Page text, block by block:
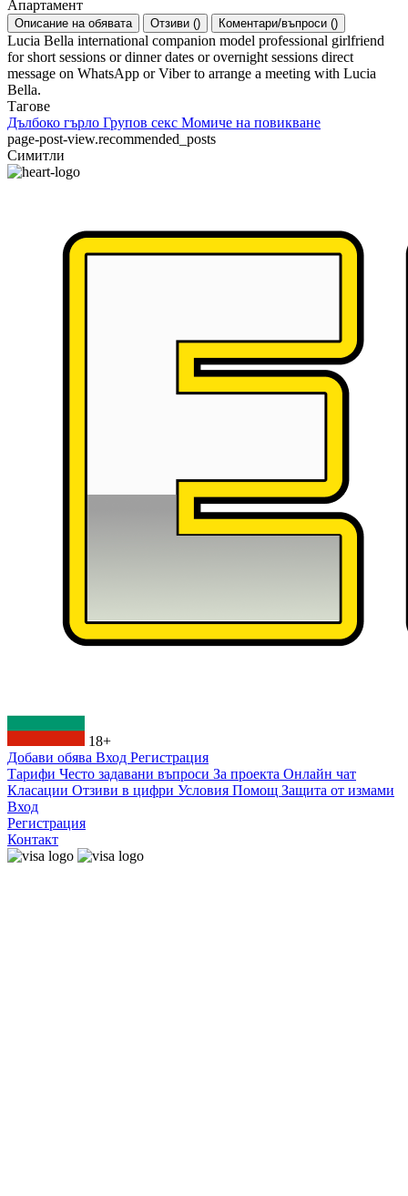
Апартамент
Описание на обявата Отзиви () Коментари/въпроси ()
Lucia Bella international companion model professional girlfriend
for short sessions or dinner dates or overnight sessions direct
message on WhatsApp or Viber to arrange a meeting with Lucia
Bella.
Тагове
Дълбоко гърло Групов секс Момиче на повикване
page-post-view.recommended_posts
Симитли
18+
Добави обява Вход Регистрация
Тарифи Често задавани въпроси За проекта Онлайн чат
Класации Отзиви в цифри Условия Помощ Защита от измами
Вход
Регистрация
Контакт